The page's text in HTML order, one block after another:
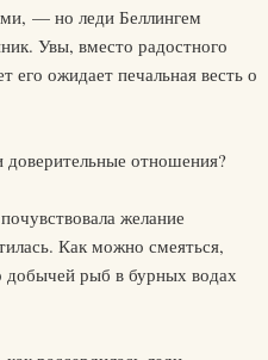
— но леди Беллингем
Увы, вместо радостного
его ожидает печальная весть о
отношения?
желание
Как можно смеяться,
добычей рыб в бурных водах